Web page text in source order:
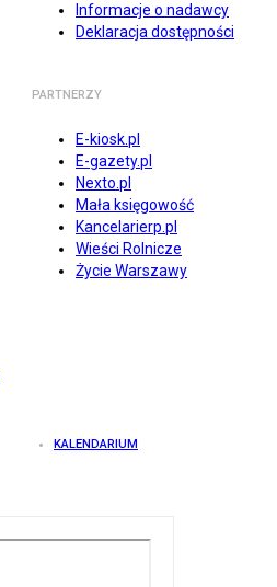
Informacje o nadawcy
Deklaracja dostępności
PARTNERZY
E-kiosk.pl
E-gazety.pl
Nexto.pl
Mała księgowość
Kancelarierp.pl
Wieści Rolnicze
Życie Warszawy
KALENDARIUM